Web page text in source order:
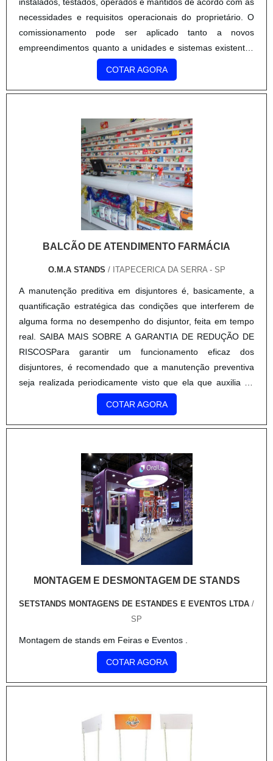
instalados, testados, operados e mantidos de acordo com as
necessidades e requisitos operacionais do proprietário. O
comissionamento pode ser aplicado tanto a novos
empreendimentos quanto a unidades e sistemas existentes
em processo de expansão, modernização ou ajuste.SAIBA
COMO O PRODUTO GARANTE UM BOM
DESEMPENHOCom uma empres.
COTAR AGORA
BALCÃO DE ATENDIMENTO FARMÁCIA
O.M.A STANDS / ITAPECERICA DA SERRA - SP
A manutenção preditiva em disjuntores é, basicamente, a
quantificação estratégica das condições que interferem de
alguma forma no desempenho do disjuntor, feita em tempo
real. SAIBA MAIS SOBRE A GARANTIA DE REDUÇÃO DE
RISCOSPara garantir um funcionamento eficaz dos
disjuntores, é recomendado que a manutenção preventiva
seja realizada periodicamente visto que ela que auxilia na
redução dos riscos, além de estender a vida útil do
equipamento. Já a manutenção reativa é motivada por um
erro existent.
COTAR AGORA
MONTAGEM E DESMONTAGEM DE STANDS
SETSTANDS MONTAGENS DE ESTANDES E EVENTOS LTDA /
SP
Montagem de stands em Feiras e Eventos .
COTAR AGORA